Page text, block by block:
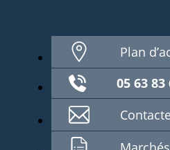
Plan
05 63 83